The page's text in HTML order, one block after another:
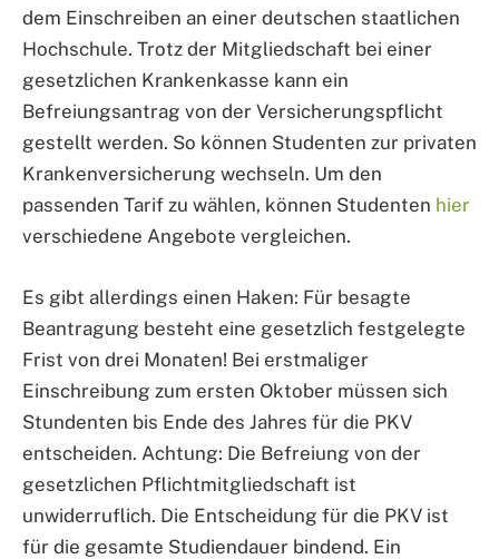
dem Einschreiben an einer deutschen staatlichen
Hochschule. Trotz der Mitgliedschaft bei einer
gesetzlichen Krankenkasse kann ein
Befreiungsantrag von der Versicherungspflicht
gestellt werden. So können Studenten zur privaten
Krankenversicherung wechseln. Um den
passenden Tarif zu wählen, können Studenten hier
verschiedene Angebote vergleichen.
Es gibt allerdings einen Haken: Für besagte
Beantragung besteht eine gesetzlich festgelegte
Frist von drei Monaten! Bei erstmaliger
Einschreibung zum ersten Oktober müssen sich
Stundenten bis Ende des Jahres für die PKV
entscheiden. Achtung: Die Befreiung von der
gesetzlichen Pflichtmitgliedschaft ist
unwiderruflich. Die Entscheidung für die PKV ist
für die gesamte Studiendauer bindend. Ein